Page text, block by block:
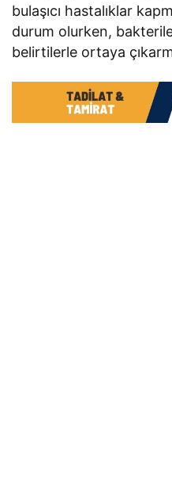
bulaşıcı hastalıklar
durum olurken,
belirtilerle ortaya